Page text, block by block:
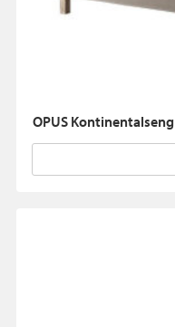
OPUS Kontinentalseng